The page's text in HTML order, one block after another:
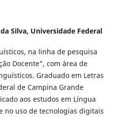
Silva, Universidade Federal
na linha de pesquisa
Docente", com área de
Graduado em Letras
de Campina Grande
aos estudos em Língua
no uso de tecnologias digitais